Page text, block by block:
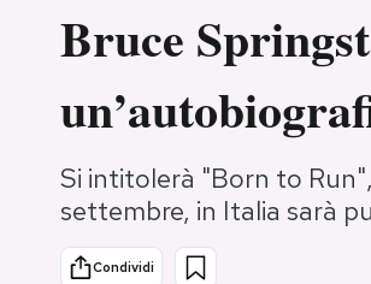
Storie/Idee
Ok Boomer!
Bruce
Si intitolerà "Born to
settembre, in Italia sarà
Condividi